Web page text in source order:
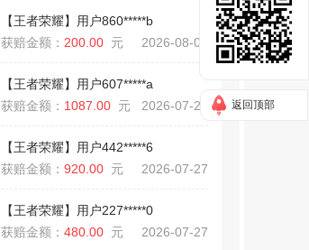
【王者荣耀】用户860*****b
获赔金额： 200.00 元 2026-08-03
【王者荣耀】用户607*****a
获赔金额： 1087.00 元 2026-07-29
【王者荣耀】用户442*****6
获赔金额： 920.00 元 2026-07-27
【王者荣耀】用户227*****0
获赔金额： 480.00 元 2026-07-27
返回顶部